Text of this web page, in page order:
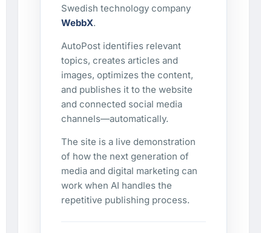
Swedish technology company
WebbX.
AutoPost identifies relevant
topics, creates articles and
images, optimizes the content,
and publishes it to the website
and connected social media
channels—automatically.
The site is a live demonstration
of how the next generation of
media and digital marketing can
work when AI handles the
repetitive publishing process.